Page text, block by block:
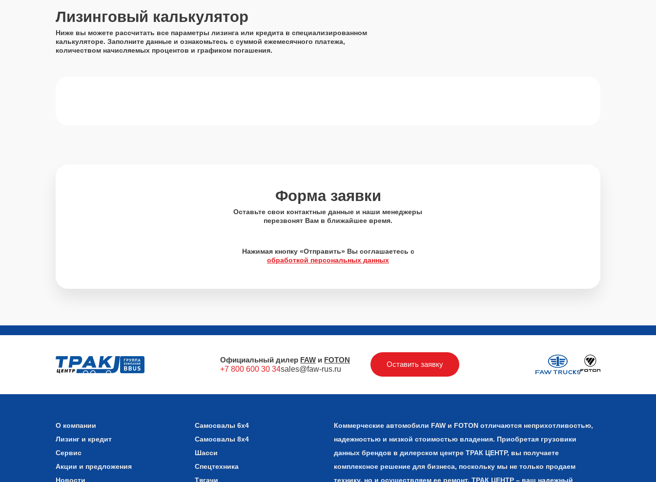
Лизинговый калькулятор
Ниже вы можете рассчитать все параметры лизинга или кредита в специализированном
калькуляторе. Заполните данные и ознакомьтесь с суммой ежемесячного платежа,
количеством начисляемых процентов и графиком погашения.
Форма заявки
Оставьте свои контактные данные и наши менеджеры
перезвонят Вам в ближайшее время.
Нажимая кнопку «Отправить» Вы соглашаетесь с
обработкой персональных данных
Официальный дилер FAW и FOTON
+7 800 600 30 34sales@faw-rus.ru
Оставить заявку
О компании
Лизинг и кредит
Сервис
Акции и предложения
Новости
Самосвалы 6х4
Самосвалы 8х4
Шасси
Спецтехника
Тягачи
Коммерческие автомобили FAW и FOTON отличаются неприхотливостью,
надежностью и низкой стоимостью владения. Приобретая грузовики
данных брендов в дилерском центре ТРАК ЦЕНТР, вы получаете
комплексное решение для бизнеса, поскольку мы не только продаем
технику, но и осуществляем ее ремонт. ТРАК ЦЕНТР – ваш надежный